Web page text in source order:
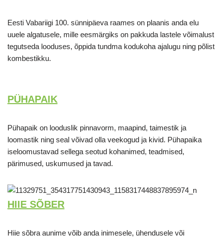
Eesti Vabariigi 100. sünnipäeva raames on plaanis anda elu
uuele algatusele, mille eesmärgiks on pakkuda lastele võimalust
tegutseda looduses, õppida tundma kodukoha ajalugu ning põlist
kombestikku.
PÜHAPAIK
Pühapaik on looduslik pinnavorm, maapind, taimestik ja
loomastik ning seal võivad olla veekogud ja kivid. Pühapaika
iseloomustavad sellega seotud kohanimed, teadmised,
pärimused, uskumused ja tavad.
HIIE SÕBER
Hiie sõbra aunime võib anda inimesele, ühendusele või